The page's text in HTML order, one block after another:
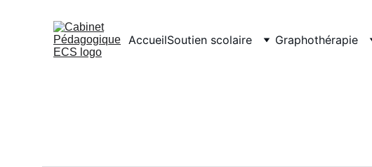
AccueilSoutien scolaire Graphothérapie